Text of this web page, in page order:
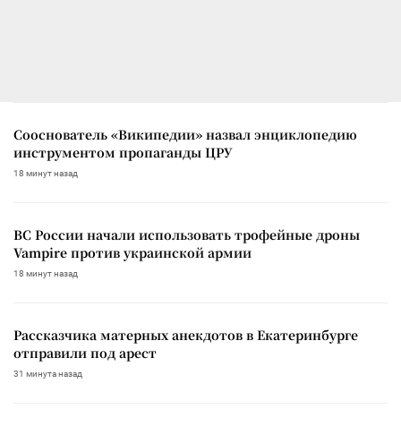
Сооснователь «Википедии» назвал энциклопедию
инструментом пропаганды ЦРУ
18 минут назад
ВС России начали использовать трофейные дроны
Vampire против украинской армии
18 минут назад
Рассказчика матерных анекдотов в Екатеринбурге
отправили под арест
31 минута назад